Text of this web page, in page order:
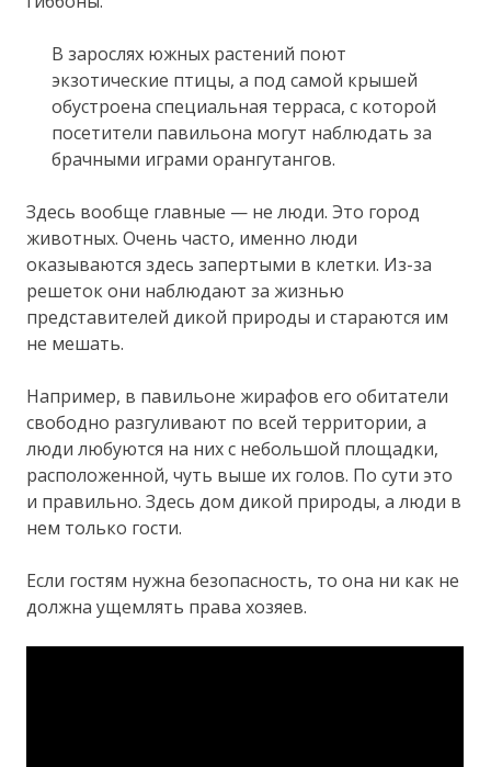
В зарослях южных растений поют
экзотические птицы, а под самой крышей
обустроена специальная терраса, с которой
посетители павильона могут наблюдать за
брачными играми орангутангов.
Здесь вообще главные — не люди. Это город
животных. Очень часто, именно люди
оказываются здесь запертыми в клетки. Из-за
решеток они наблюдают за жизнью
представителей дикой природы и стараются им
не мешать.
Например, в павильоне жирафов его обитатели
свободно разгуливают по всей территории, а
люди любуются на них с небольшой площадки,
расположенной, чуть выше их голов. По сути это
и правильно. Здесь дом дикой природы, а люди в
нем только гости.
Если гостям нужна безопасность, то она ни как не
должна ущемлять права хозяев.